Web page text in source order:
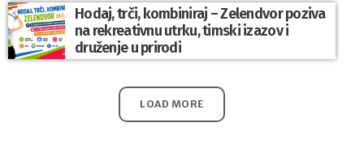
Hodaj, trči, kombiniraj – Zelendvor poziva
na rekreativnu utrku, timski izazov i
druženje u prirodi
LOAD MORE